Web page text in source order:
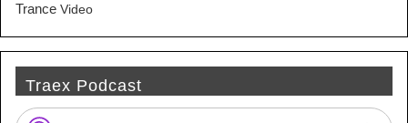
Trance Video
Traex Podcast